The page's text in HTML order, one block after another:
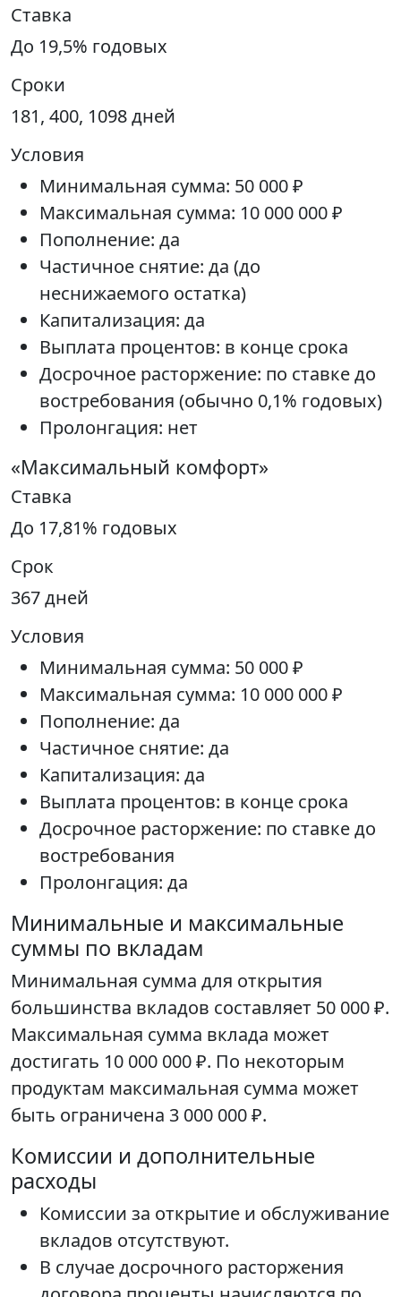
Ставка
До 19,5% годовых
Сроки
181, 400, 1098 дней
Условия
Минимальная сумма: 50 000 ₽
Максимальная сумма: 10 000 000 ₽
Пополнение: да
Частичное снятие: да (до
неснижаемого остатка)
Капитализация: да
Выплата процентов: в конце срока
Досрочное расторжение: по ставке до
востребования (обычно 0,1% годовых)
Пролонгация: нет
«Максимальный комфорт»
Ставка
До 17,81% годовых
Срок
367 дней
Условия
Минимальная сумма: 50 000 ₽
Максимальная сумма: 10 000 000 ₽
Пополнение: да
Частичное снятие: да
Капитализация: да
Выплата процентов: в конце срока
Досрочное расторжение: по ставке до
востребования
Пролонгация: да
Минимальные и максимальные
суммы по вкладам
Минимальная сумма для открытия
большинства вкладов составляет 50 000 ₽.
Максимальная сумма вклада может
достигать 10 000 000 ₽. По некоторым
продуктам максимальная сумма может
быть ограничена 3 000 000 ₽.
Комиссии и дополнительные
расходы
Комиссии за открытие и обслуживание
вкладов отсутствуют.
В случае досрочного расторжения